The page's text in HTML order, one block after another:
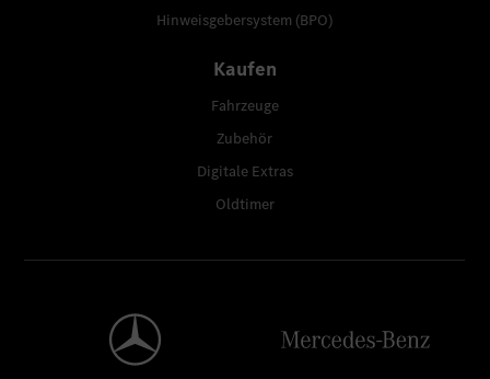
Hinweisgebersystem (BPO)
Kaufen
Fahrzeuge
Zubehör
Digitale Extras
Oldtimer